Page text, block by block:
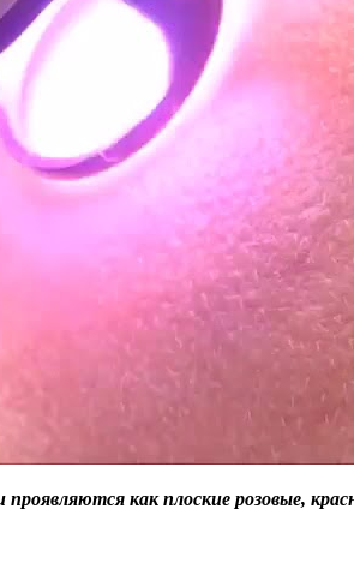
как плоские розовые,